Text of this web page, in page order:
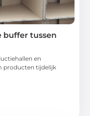
buffer tussen
en
producten tijdelijk